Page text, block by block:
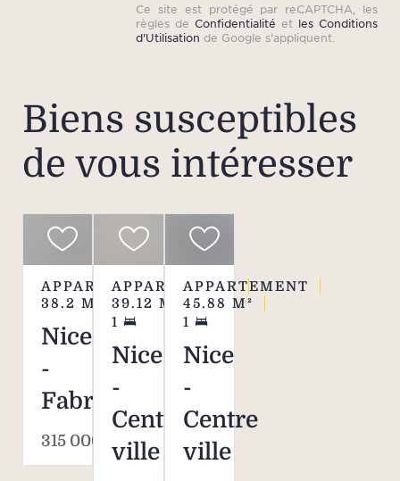
Ce site est protégé par reCAPTCHA, les
règles deConfidentialité et les Conditions
d'Utilisation de Google s'appliquent.
Biens susceptibles
de vous intéresser
APPARTEMENT
38.2 M²
Nice
-
Fabron
315 000 €
APPARTEMENT
39.12 M²
1
Nice
-
Centre
ville
APPARTEMENT
45.88 M²
1
Nice
-
Centre
ville